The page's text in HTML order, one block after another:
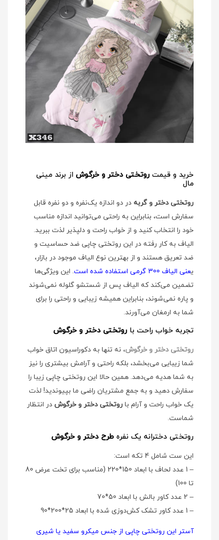
خرید و قیمت روتختی دختر و خرگوش از برند مینی
مال
روتختی دختر و گربه در دو اندازه یک‌نفره و دو نفره قابل
سفارش است، بنابراین به راحتی می‌توانید اندازه مناسب
خود را انتخاب کنید و از خواب راحت و دلپذیر لذت ببرید.
الیاف به کار رفته در این روتختی چاپی ضد حساسیت و
ضد تعریق هستند و از بهترین نوع الیاف موجود در بازار،
یعنی الیاف 300 گرمی استفاده شده است
. این ویژگی‌ها
تضمین می‌کند که الیاف پس از شستشو گلوله نمی‌شوند
و پاره نمی‌شوند، بنابراین همیشه زیبایی و راحتی را برای
شما به ارمغان می‌آورند.
تجربه خواب راحت با روتختی دختر و خرگوش
روتختی دختر و خرگوش، نه تنها به دکوراسیون اتاق خواب
شما زیبایی می‌بخشد، بلکه راحتی و آرامش بیشتری را نیز
به شما هدیه می‌دهد. همین حالا این روتختی چاپی زیبا را
سفارش دهید و به جمع مشتریان راضی ما بپیوندید! لذت
یک خواب راحت و آرام با روتختی دختر و خرگوش در انتظار
شماست.
روتختی دخترانه یک نفره طرح دختر و خرگوش
این ست شامل 4 تکه است:
– 1 عدد لحاف با ابعاد 150*220 (مناسب برای تخت عرض 80
تا 100)
– 2 عدد کاور بالش با ابعاد 50*70
– 1 عدد کاور تشک کش‌دوزی شده با ابعاد 25*200*90
آستر این روتختی چاپی از جنس میکرو سفید یا شیری